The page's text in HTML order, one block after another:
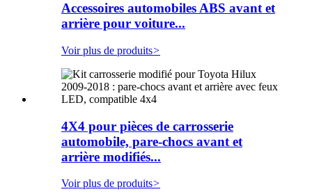
Accessoires automobiles ABS avant et
arrière pour voiture...
Voir plus de produits>
4X4 pour pièces de carrosserie
automobile, pare-chocs avant et
arrière modifiés...
Voir plus de produits>